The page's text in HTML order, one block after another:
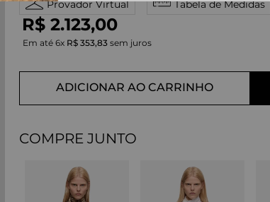
Provador Virtual Tabela de Medidas
R$ 2.123,00
Em até 6x R$ 353,83 sem juros
ADICIONAR AO CARRINHO
COMPRE JUNTO